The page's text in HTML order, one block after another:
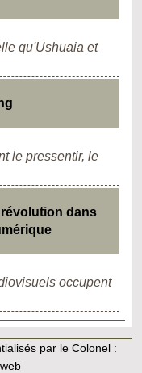
qu'Ushuaia et
le pressentir, le
révolution dans
occupent
par le Colonel :